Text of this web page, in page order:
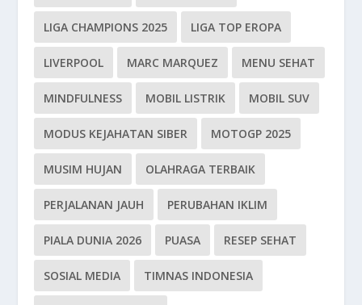
LIGA CHAMPIONS 2025 LIGA TOP EROPA
LIVERPOOL MARC MARQUEZ MENU SEHAT
MINDFULNESS MOBIL LISTRIK MOBIL SUV
MODUS KEJAHATAN SIBER MOTOGP 2025
MUSIM HUJAN OLAHRAGA TERBAIK
PERJALANAN JAUH PERUBAHAN IKLIM
PIALA DUNIA 2026 PUASA RESEP SEHAT
SOSIAL MEDIA TIMNAS INDONESIA